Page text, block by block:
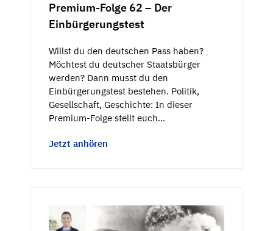
Premium-Folge 62 – Der
Einbürgerungstest
Willst du den deutschen Pass haben?
Möchtest du deutscher Staatsbürger
werden? Dann musst du den
Einbürgerungstest bestehen. Politik,
Gesellschaft, Geschichte: In dieser
Premium-Folge stellt euch…
Jetzt anhören